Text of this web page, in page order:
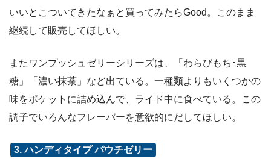
いいとこついてきたなぁと買ってみたらGood。このまま
継続して販売してほしい。
またワンプッシュゼリーシリーズは、「わらびもち･黒
糖」「濃い抹茶」など出ている。一種類よりもいくつかの
味をポケットに詰め込んで、ライド中に食べている。この
調子でいろんなフレーバーを意欲的にだしてほしい。
3. ハンディタイプ パウチゼリー